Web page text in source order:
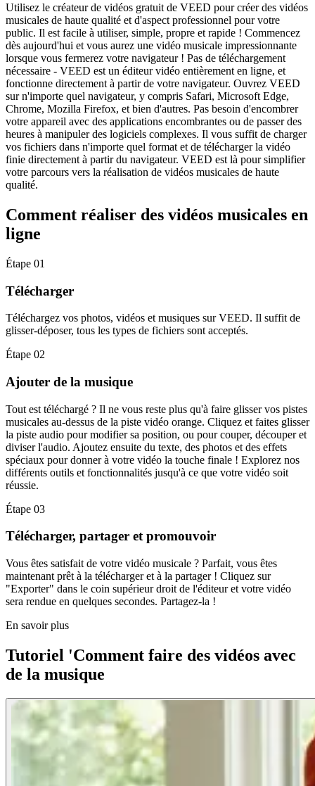
Utilisez le créateur de vidéos gratuit de VEED pour créer des vidéos
musicales de haute qualité et d'aspect professionnel pour votre
public. Il est facile à utiliser, simple, propre et rapide ! Commencez
dès aujourd'hui et vous aurez une vidéo musicale impressionnante
lorsque vous fermerez votre navigateur ! Pas de téléchargement
nécessaire - VEED est un éditeur vidéo entièrement en ligne, et
fonctionne directement à partir de votre navigateur. Ouvrez VEED
sur n'importe quel navigateur, y compris Safari, Microsoft Edge,
Chrome, Mozilla Firefox, et bien d'autres. Pas besoin d'encombrer
votre appareil avec des applications encombrantes ou de passer des
heures à manipuler des logiciels complexes. Il vous suffit de charger
vos fichiers dans n'importe quel format et de télécharger la vidéo
finie directement à partir du navigateur. VEED est là pour simplifier
votre parcours vers la réalisation de vidéos musicales de haute
qualité.
Comment réaliser des vidéos musicales en
ligne
Étape 01
Télécharger
Téléchargez vos photos, vidéos et musiques sur VEED. Il suffit de
glisser-déposer, tous les types de fichiers sont acceptés.
Étape 02
Ajouter de la musique
Tout est téléchargé ? Il ne vous reste plus qu'à faire glisser vos pistes
musicales au-dessus de la piste vidéo orange. Cliquez et faites glisser
la piste audio pour modifier sa position, ou pour couper, découper et
diviser l'audio. Ajoutez ensuite du texte, des photos et des effets
spéciaux pour donner à votre vidéo la touche finale ! Explorez nos
différents outils et fonctionnalités jusqu'à ce que votre vidéo soit
réussie.
Étape 03
Télécharger, partager et promouvoir
Vous êtes satisfait de votre vidéo musicale ? Parfait, vous êtes
maintenant prêt à la télécharger et à la partager ! Cliquez sur
"Exporter" dans le coin supérieur droit de l'éditeur et votre vidéo
sera rendue en quelques secondes. Partagez-la !
En savoir plus
Tutoriel 'Comment faire des vidéos avec
de la musique